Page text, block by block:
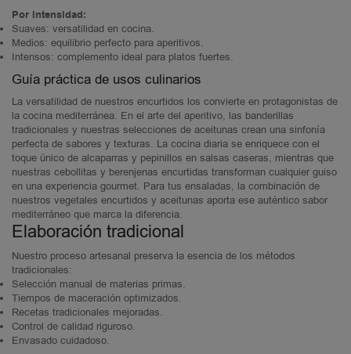
Por intensidad:
Suaves: versatilidad en cocina.
Medios: equilibrio perfecto para aperitivos.
Intensos: complemento ideal para platos fuertes.
Guía práctica de usos culinarios
La versatilidad de nuestros encurtidos los convierte en protagonistas de
la cocina mediterránea. En el arte del aperitivo, las banderillas
tradicionales y nuestras selecciones de aceitunas crean una sinfonía
perfecta de sabores y texturas. La cocina diaria se enriquece con el
toque único de alcaparras y pepinillos en salsas caseras, mientras que
nuestras cebollitas y berenjenas encurtidas transforman cualquier guiso
en una experiencia gourmet. Para tus ensaladas, la combinación de
nuestros vegetales encurtidos y aceitunas aporta ese auténtico sabor
mediterráneo que marca la diferencia.
Elaboración tradicional
Nuestro proceso artesanal preserva la esencia de los métodos
tradicionales:
Selección manual de materias primas.
Tiempos de maceración optimizados.
Recetas tradicionales mejoradas.
Control de calidad riguroso.
Envasado cuidadoso.